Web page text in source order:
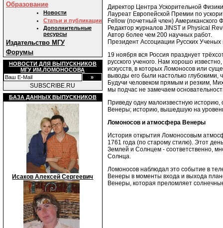
Образование
Новости
Статьи и публикации
Дополнительные
ресурсы
Издательство МГУ
Форумы
НОВОСТИ ДЛЯ ВЫПУСКНИКОВ
МГУ ИМ.ЛОМОНОСОВА
SUBSCRIBE.RU
БАЗА ДАННЫХ ВЫПУСКНИКОВ
Исаков Алексей Сергеевич
Директор Центра Ускорительной
Лауреат Европейской Премии по
Fellow (почетный член) Американского
Редактор журналов JINST и Physical
Автор более чем 200 научных работ.
Президент Ассоциации Русских
19 ноября вся Россия празднует
русского ученого. Нам хорошо
искусств, в которых Ломоносов или
выводы его были настолько глубокими,
Будучи человеком прямым и резким,
мы подчас не замечаем
Приведу одну малоизвестную
Венеры; историю, вышедшую на
Ломоносов и атмосфера Венеры
История открытия Ломоносовым
1761 года (по старому стилю). Этот
Землей и Солнцем - соответственно,
Солнца.
Ломоносов наблюдал это событие в
Венеры в моменты входа и выхода
Венеры, которая преломляет